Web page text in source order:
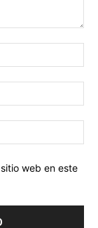
web en este